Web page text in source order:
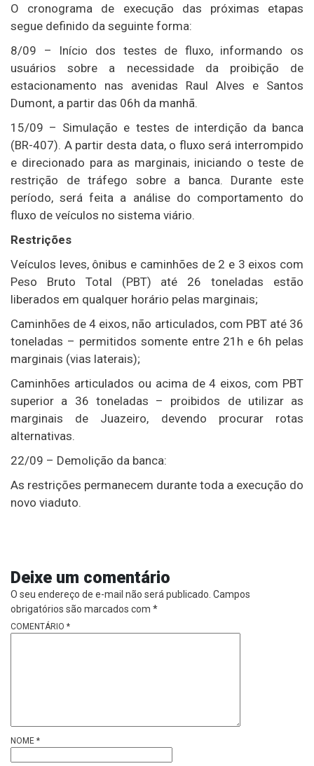
O cronograma de execução das próximas etapas
segue definido da seguinte forma:
8/09 – Início dos testes de fluxo, informando os
usuários sobre a necessidade da proibição de
estacionamento nas avenidas Raul Alves e Santos
Dumont, a partir das 06h da manhã.
15/09 – Simulação e testes de interdição da banca
(BR-407). A partir desta data, o fluxo será interrompido
e direcionado para as marginais, iniciando o teste de
restrição de tráfego sobre a banca. Durante este
período, será feita a análise do comportamento do
fluxo de veículos no sistema viário.
Restrições
Veículos leves, ônibus e caminhões de 2 e 3 eixos com
Peso Bruto Total (PBT) até 26 toneladas estão
liberados em qualquer horário pelas marginais;
Caminhões de 4 eixos, não articulados, com PBT até 36
toneladas – permitidos somente entre 21h e 6h pelas
marginais (vias laterais);
Caminhões articulados ou acima de 4 eixos, com PBT
superior a 36 toneladas – proibidos de utilizar as
marginais de Juazeiro, devendo procurar rotas
alternativas.
22/09 – Demolição da banca:
As restrições permanecem durante toda a execução do
novo viaduto.
Deixe um comentário
O seu endereço de e-mail não será publicado. Campos
obrigatórios são marcados com *
COMENTÁRIO *
NOME *